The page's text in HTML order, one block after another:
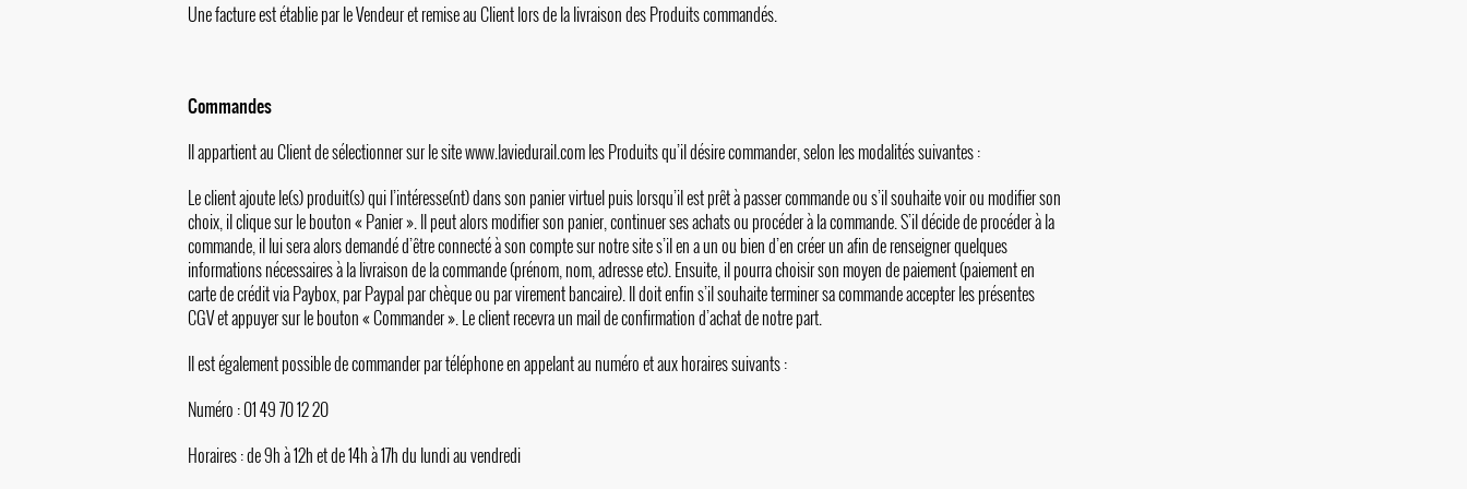
Une facture est établie par le Vendeur et remise au Client lors de la livraison des Produits commandés.
Commandes
Il appartient au Client de sélectionner sur le sitewww.laviedurail.comles Produits qu’il désire commander, selon les modalités suivantes :
Le client ajoute le(s) produit(s) qui l’intéresse(nt) dans son panier virtuel puis lorsqu’il est prêt à passer commande ou s’il souhaite voir ou modifier son
choix, il clique sur le bouton « Panier ». Il peut alors modifier son panier, continuer ses achats ou procéder à la commande. S’il décide de procéder à la
commande, il lui sera alors demandé d’être connecté à son compte sur notre site s’il en a un ou bien d’en créer un afin de renseigner quelques
informations nécessaires à la livraison de la commande (prénom, nom, adresse etc). Ensuite, il pourra choisir son moyen de paiement (paiement en
carte de crédit via Paybox, par Paypal par chèque ou par virement bancaire). Il doit enfin s’il souhaite terminer sa commande accepter les présentes
CGV et appuyer sur le bouton « Commander ». Le client recevra un mail de confirmation d’achat de notre part.
Il est également possible de commander par téléphone en appelant au numéro et aux horaires suivants :
Numéro : 01 49 70 12 20
Horaires : de 9h à 12h et de 14h à 17h du lundi au vendredi